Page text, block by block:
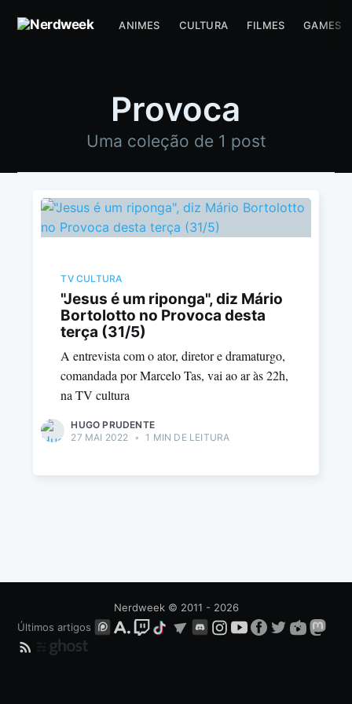
ANIMES CULTURA FILMES GAMES
Provoca
Uma coleção de 1 post
TV CULTURA
"Jesus é um riponga", diz Mário
Bortolotto no Provoca desta
terça (31/5)
A entrevista com o ator, diretor e dramaturgo,
comandada por Marcelo Tas, vai ao ar às 22h,
na TV cultura
HUGO PRUDENTE
27 MAI 2022 • 1 MIN DE LEITURA
Nerdweek© 2011 - 2026
Últimos artigos